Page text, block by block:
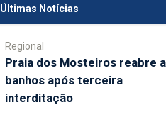
Últimas Notícias
Regional
Praia dos Mosteiros reabre a
banhos após terceira
interditação